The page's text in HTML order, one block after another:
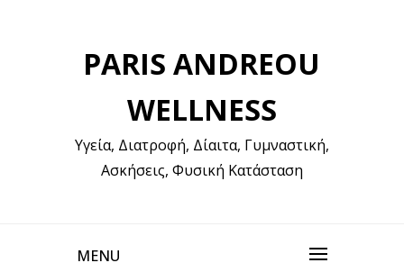
PARIS ANDREOU
WELLNESS
Υγεία, Διατροφή, Δίαιτα, Γυμναστική,
Ασκήσεις, Φυσική Κατάσταση
MENU